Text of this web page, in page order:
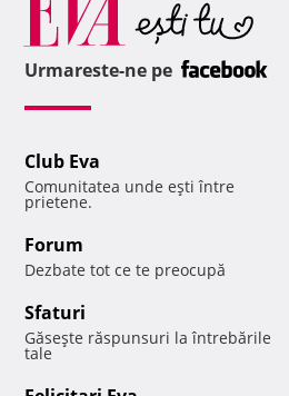
Urmareste-ne pe
Club Eva
Comunitatea unde eşti între
prietene.
Forum
Dezbate tot ce te preocupă
Sfaturi
Găseşte răspunsuri la întrebările
tale